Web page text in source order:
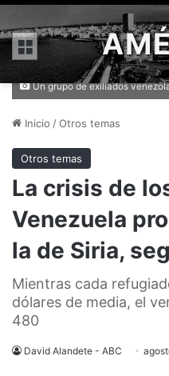
Menú
Un grupo de exiliados
Inicio /Otros temas
Otros temas
La crisis de
Venezuela
la de Siria,
Mientras cada
dólares de media, el
480
David Alandete - ABC